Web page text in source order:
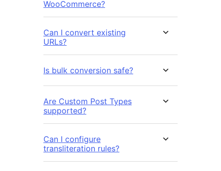
WooCommerce?
Can I convert existing
URLs?
Is bulk conversion safe?
Are Custom Post Types
supported?
Can I configure
transliteration rules?